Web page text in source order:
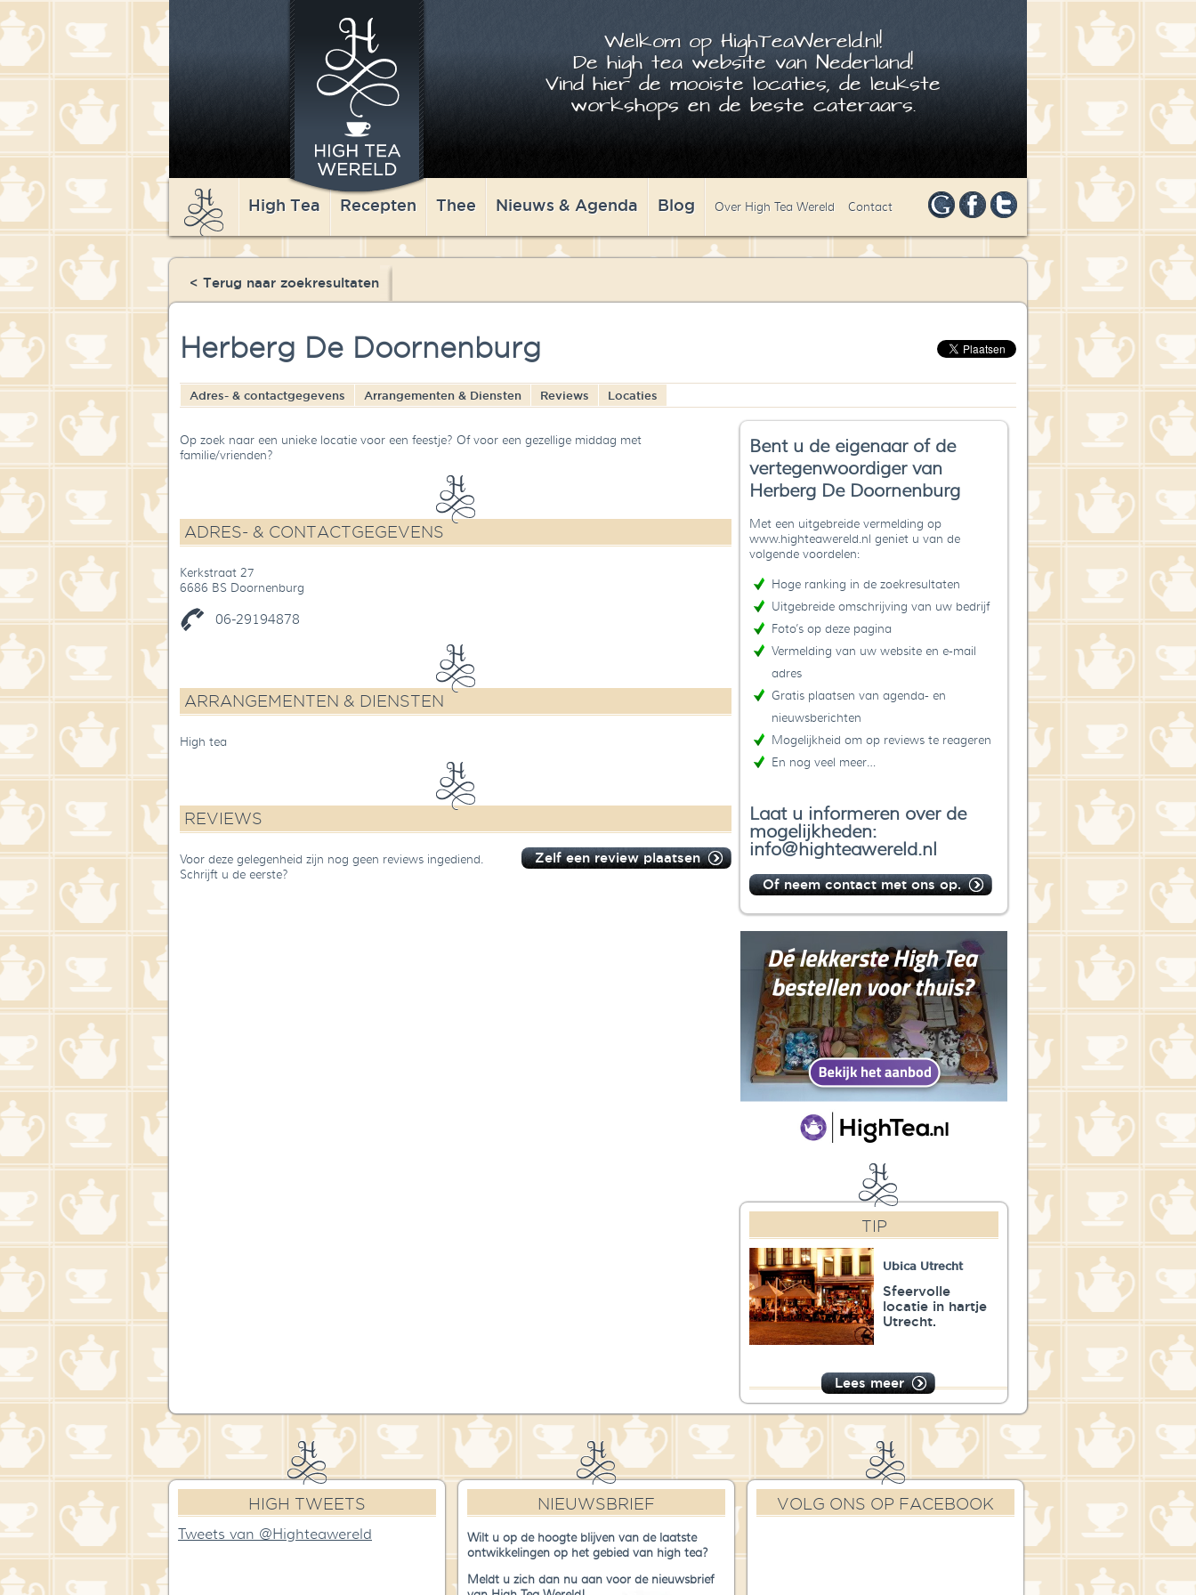
Welkom op HighTeaWereld.nl!
De high tea website van Nederland!
Vind hier de mooiste locaties, de leukste
workshops en de beste cateraars.
High Tea Recepten Thee Nieuws & Agenda Blog Over High Tea Wereld Contact
< Terug naar zoekresultaten
Herberg De Doornenburg
Adres- & contactgegevens Arrangementen & Diensten Reviews Locaties
Bent u de eigenaar of de
vertegenwoordiger van
Herberg De Doornenburg
Met een uitgebreide vermelding op
www.highteawereld.nl geniet u van de
volgende voordelen:
Hoge ranking in de zoekresultaten
Uitgebreide omschrijving van uw bedrijf
Foto’s op deze pagina
Vermelding van uw website en e-mail
adres
Gratis plaatsen van agenda- en
nieuwsberichten
Mogelijkheid om op reviews te reageren
En nog veel meer…
Laat u informeren over de
mogelijkheden:
info@highteawereld.nl
Of neem contact met ons op.
TIP
Ubica Utrecht
Sfeervolle
locatie in hartje
Utrecht.
Lees meer
Op zoek naar een unieke locatie voor een feestje? Of voor een gezellige middag met
familie/vrienden?
ADRES- & CONTACTGEGEVENS
Kerkstraat 27
6686 BS Doornenburg
06-29194878
ARRANGEMENTEN & DIENSTEN
High tea
REVIEWS
Zelf een review plaatsen
Voor deze gelegenheid zijn nog geen reviews ingediend.
Schrijft u de eerste?
HIGH TWEETS
Tweets van @Highteawereld
NIEUWSBRIEF
Wilt u op de hoogte blijven van de laatste
ontwikkelingen op het gebied van high tea?
Meldt u zich dan nu aan voor de nieuwsbrief
VOLG ONS OP FACEBOOK